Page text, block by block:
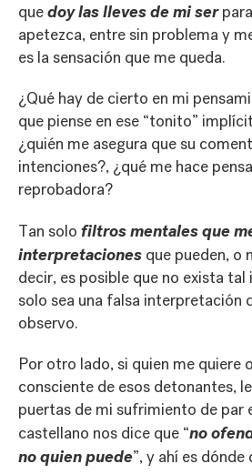
quedoy las lleves de mi ser
apetezca, entre sin problema y
es la sensación que me queda.
¿Qué hay de cierto en mi
que piense en ese “tonito”
¿quién me asegura que su
intenciones?, ¿qué me hace
reprobadora?
Tan solo filtros mentales que
interpretaciones que pueden, o
decir, es posible que no exista
solo sea una falsa interpretación
observo.
Por otro lado, si quien me quiere
consciente de esos detonantes,
puertas de mi sufrimiento de par
castellano nos dice que “no
no quien puede”, y ahí es